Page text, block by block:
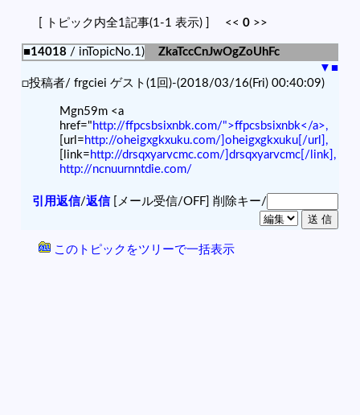
[ トピック内全1記事(1-1 表示) ] << 0 >>
■14018 / inTopicNo.1)
ZkaTccCnJwOgZoUhFc
▼ ■
□投稿者/ frgciei ゲスト(1回)-(2018/03/16(Fri) 00:40:09)
Mgn59m <a
href=" http://ffpcsbsixnbk.com/">ffpcsbsixnbk</a>,
[url= http://oheigxgkxuku.com/]oheigxgkxuku[/url],
[link= http://drsqxyarvcmc.com/]drsqxyarvcmc[/link],
http://ncnuurnntdie.com/
引用返信/返信[メール受信/OFF] 削除キー/
このトピックをツリーで一括表示